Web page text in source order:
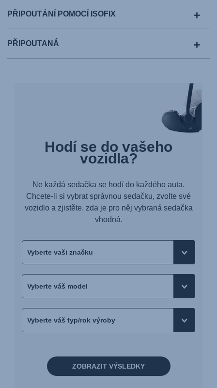
PŘIPOUTÁNÍ POMOCÍ ISOFIX
PŘIPOUTANÁ
Hodí se do vašeho
vozidla?
Ne každá sedačka se hodí do každého auta.
Chcete-li si vybrat správnou sedačku, zvolte své
vozidlo a zjistěte, zda je pro něj vybraná sedačka
vhodná.
ZOBRAZIT VÝSLEDKY